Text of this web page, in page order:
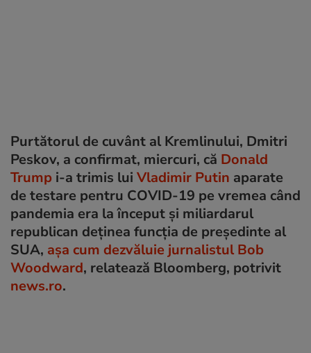
Purtătorul de cuvânt al Kremlinului, Dmitri
Peskov, a confirmat, miercuri, că Donald
Trump i-a trimis lui Vladimir Putin aparate
de testare pentru COVID-19 pe vremea când
pandemia era la început și miliardarul
republican deținea funcția de preşedinte al
SUA, aşa cum dezvăluie jurnalistul Bob
Woodward, relatează Bloomberg, potrivit
news.ro.